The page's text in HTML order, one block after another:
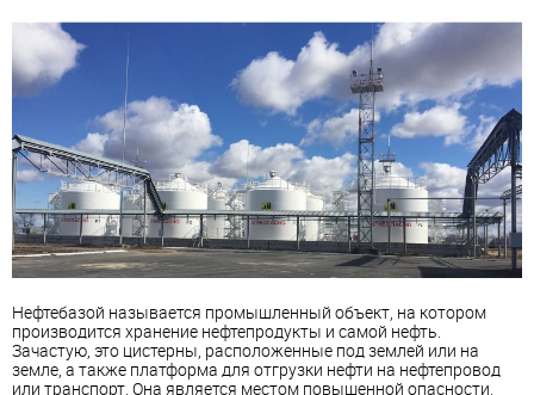
Нефтебазой называется промышленный объект, на котором
производится хранение нефтепродукты и самой нефть.
Зачастую, это цистерны, расположенные под землей или на
земле, а также платформа для отгрузки нефти на нефтепровод
или транспорт. Она является местом повышенной опасности,